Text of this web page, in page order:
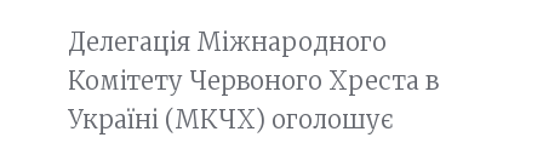
Делегація Міжнародного
Комітету Червоного Хреста в
Україні (МКЧХ) оголошує